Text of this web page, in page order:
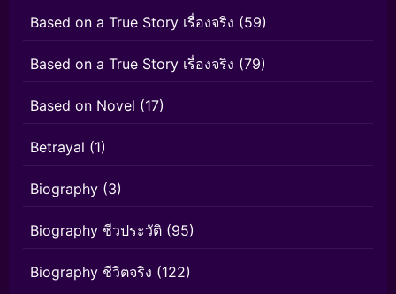
Based on a True Story เรื่องจริง (59)
Based on a True Story เรื่องจริง (79)
Based on Novel (17)
Betrayal (1)
Biography (3)
Biography ชีวประวัติ (95)
Biography ชีวิตจริง (122)